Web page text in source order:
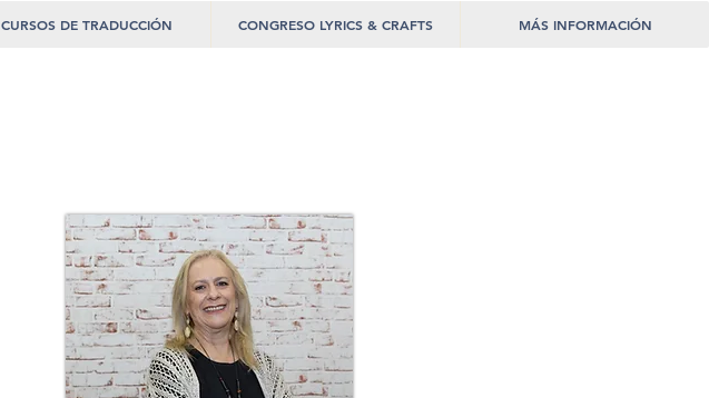
CURSOS DE TRADUCCIÓN CONGRESO LYRICS & CRAFTS MÁS INFORMACIÓN